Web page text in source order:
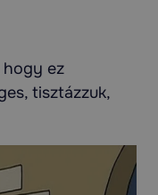
hogy ez
tisztázzuk,